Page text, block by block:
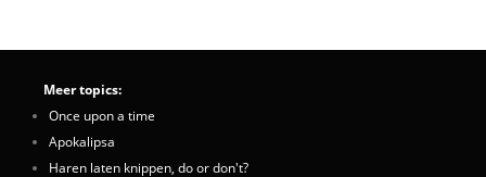
Meer topics:
Once upon a time
Apokalipsa
Haren laten knippen, do or don't?